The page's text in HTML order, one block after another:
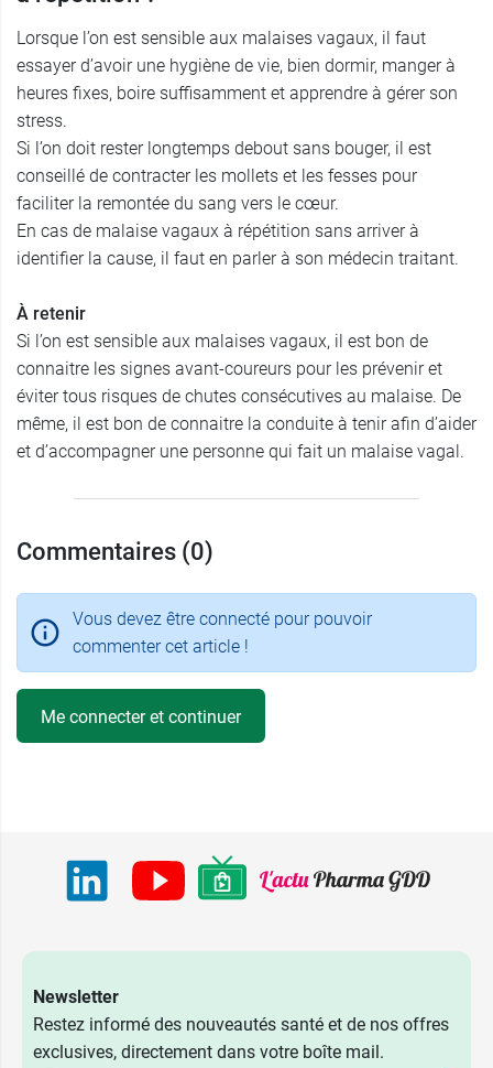
Lorsque l’on est sensible aux malaises vagaux, il faut
essayer d’avoir une hygiène de vie, bien dormir, manger à
heures fixes, boire suffisamment et apprendre à gérer son
stress.
Si l’on doit rester longtemps debout sans bouger, il est
conseillé de contracter les mollets et les fesses pour
faciliter la remontée du sang vers le cœur.
En cas de malaise vagaux à répétition sans arriver à
identifier la cause, il faut en parler à son médecin traitant.
À retenir
Si l’on est sensible aux malaises vagaux, il est bon de
connaitre les signes avant-coureurs pour les prévenir et
éviter tous risques de chutes consécutives au malaise. De
même, il est bon de connaitre la conduite à tenir afin d’aider
et d’accompagner une personne qui fait un malaise vagal.
Commentaires (0)
Vous devez être connecté pour pouvoir
commenter cet article !
Me connecter et continuer
Newsletter
Restez informé des nouveautés santé et de nos offres
exclusives, directement dans votre boîte mail.